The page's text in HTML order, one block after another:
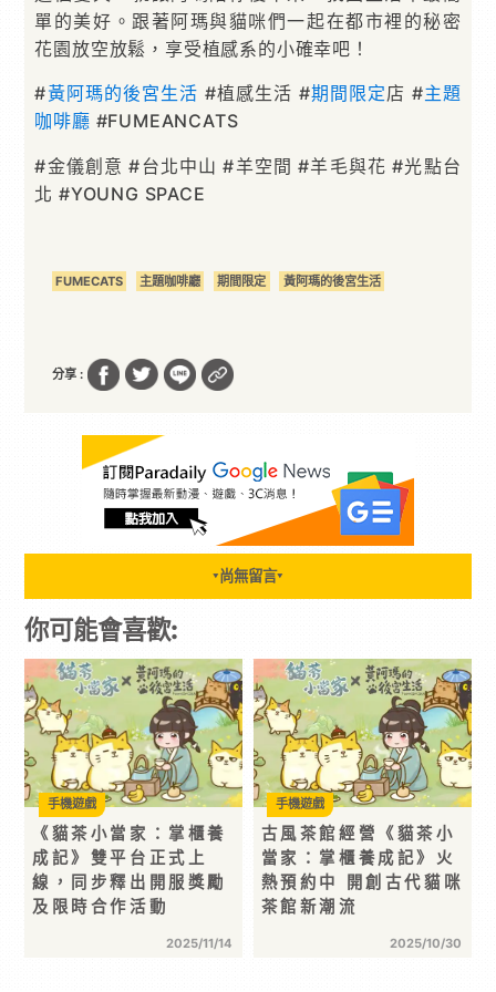
單的美好。跟著阿瑪與貓咪們一起在都市裡的秘密
花園放空放鬆，享受植感系的小確幸吧！
#黃阿瑪的後宮生活 #植感生活 #期間限定店 #主題
咖啡廳 #FUMEANCATS
#金儀創意 #台北中山 #羊空間 #羊毛與花 #光點台
北 #YOUNG SPACE
FUMECATS 主題咖啡廳 期間限定 黃阿瑪的後宮生活
分享 :
▼ 尚無留言▼
你可能會喜歡:
《貓茶小當家：掌櫃養
成記》雙平台正式上
線，同步釋出開服獎勵
及限時合作活動
2025/11/14
手機遊戲
古風茶館經營《貓茶小
當家：掌櫃養成記》火
熱預約中 開創古代貓咪
茶館新潮流
2025/10/30
手機遊戲